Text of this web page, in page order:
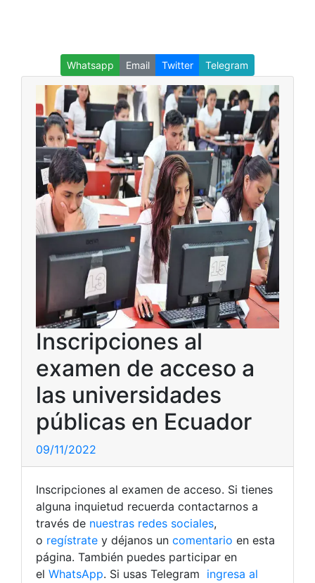
Whatsapp Email Twitter Telegram
Inscripciones al
examen de acceso a
las universidades
públicas en Ecuador
09/11/2022
Inscripciones al examen de acceso. Si tienes
alguna inquietud recuerda contactarnos a
través de nuestras redes sociales,
o regístrate y déjanos un comentario en esta
página. También puedes participar en
el WhatsApp. Si usas Telegram ingresa al